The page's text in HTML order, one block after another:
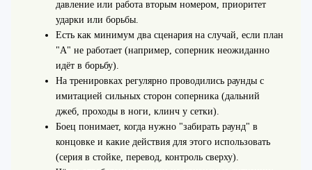
давление или работа вторым номером, приоритет
ударки или борьбы.
Есть как минимум два сценария на случай, если план
"А" не работает (например, соперник неожиданно
идёт в борьбу).
На тренировках регулярно проводились раунды с
имитацией сильных сторон соперника (дальний
джеб, проходы в ноги, клинч у сетки).
Боец понимает, когда нужно "забирать раунд" в
концовке и какие действия для этого использовать
(серия в стойке, перевод, контроль сверху).